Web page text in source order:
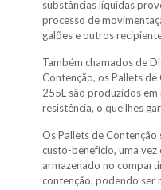
substâncias líquidas
processo de
galões e outros
Também chamados de
Contenção, os Pallets
255L são produzidos
resistência, o que lhes
Os Pallets de
custo-benefício, uma
armazenado no
contenção, podendo ser